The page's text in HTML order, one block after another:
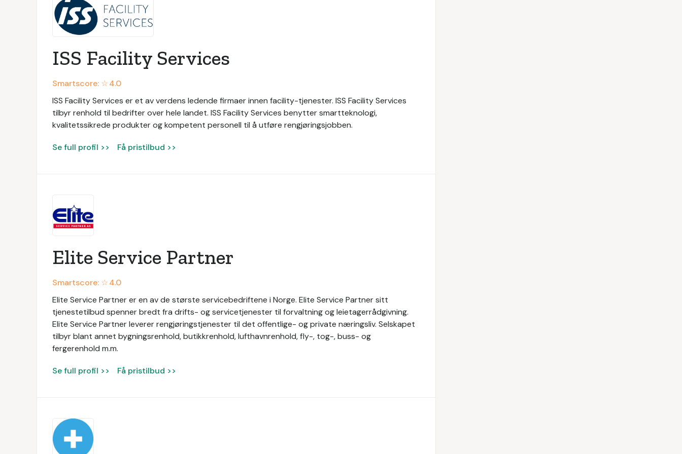
ISS Facility Services
Smartscore: ☆4.0
ISS Facility Services er et av verdens ledende firmaer innen facility-tjenester. ISS Facility Services
tilbyr renhold til bedrifter over hele landet. ISS Facility Services benytter smartteknologi,
kvalitetssikrede produkter og kompetent personell til å utføre rengjøringsjobben.
Se full profil >> Få pristilbud >>
Elite Service Partner
Smartscore: ☆4.0
Elite Service Partner er en av de største servicebedriftene i Norge. Elite Service Partner sitt
tjenestetilbud spenner bredt fra drifts- og servicetjenester til forvaltning og leietagerrådgivning.
Elite Service Partner leverer rengjøringstjenester til det offentlige- og private næringsliv. Selskapet
tilbyr blant annet bygningsrenhold, butikkrenhold, lufthavnrenhold, fly-, tog-, buss- og
fergerenhold m.m.
Se full profil >> Få pristilbud >>